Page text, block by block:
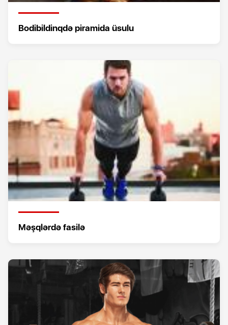
Bodibildinqdə piramida üsulu
Məşqlərdə fasilə